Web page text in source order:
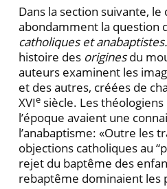
Dans la section suivante,
abondamment la question
catholiques et anabaptistes.
histoire des originesdu
auteurs examinent les
et des autres, créées de
XVIe siècle. Les
l’époque avaient une
l’anabaptisme: «Outre les
objections catholiques au
rejet du baptême des
rebaptême dominaient les